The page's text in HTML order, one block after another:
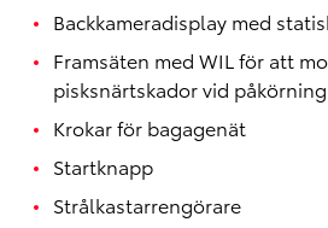
Backkameradisplay med
Framsäten med WIL för att
pisksnärtskador vid
Krokar för bagagenät
Startknapp
Strålkastarrengörare